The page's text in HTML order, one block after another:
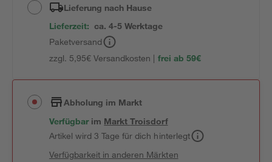
Lieferung nach Hause
Lieferzeit: ca. 4-5 Werktage
Paketversand
zzgl. 5,95€ Versandkosten | frei ab 59€
Abholung im Markt
Verfügbar im MarktTroisdorf
Artikel wird 3 Tage für dich hinterlegt
Verfügbarkeit in anderen Märkten